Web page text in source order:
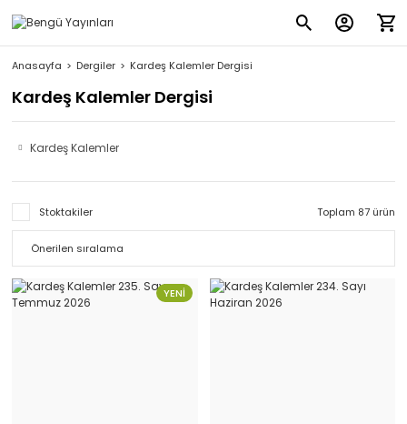
Anasayfa Dergiler Kardeş Kalemler Dergisi
Kardeş Kalemler Dergisi
Kardeş Kalemler
Stoktakiler Toplam 87 ürün
YENİ